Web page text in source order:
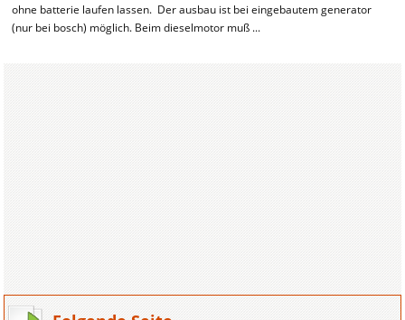
ohne batterie laufen lassen. Der ausbau ist bei eingebautem generator
(nur bei bosch) möglich. Beim dieselmotor muß ...